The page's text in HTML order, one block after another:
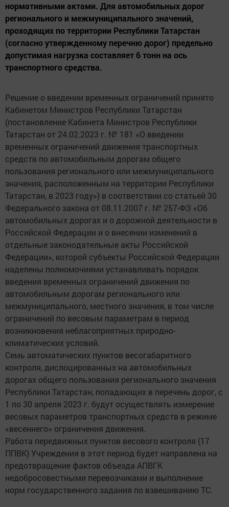
нормативными актами. Для автомобильных дорог
регионального и межмуниципального значений,
проходящих по территории Республики Татарстан
(согласно утвержденному перечню дорог) предельно
допустимая нагрузка составляет 6 тонн на ось
транспортного средства.
Решение о введении временных ограничений принято
Кабинетом Министров Республики Татарстан
(постановление Кабинета Министров Республики
Татарстан от 24.02.2023 г. № 181 «О введении
временных ограничений движения транспортных
средств по автомобильным дорогам общего
пользования регионального или межмуниципального
значения, расположенным на территории Республики
Татарстан, в 2023 году») в соответствии со статьей 30
Федерального закона от 08.11.2007 г. № 257-ФЗ «Об
автомобильных дорогах и о дорожной деятельности в
Российской Федерации и о внесении изменений в
отдельные законодательные акты Российской
Федерации», которой субъекты Российской Федерации
наделены полномочиями устанавливать порядок
введения временных ограничений движения по
автомобильным дорогам регионального или
межмуниципального, местного значения, в том числе
ограничений по весовым параметрам в период
возникновения неблагоприятных природно-
климатических условий.
Семь автоматических пунктов весогабаритного
контроля, дислоцированных на автомобильных
дорогах общего пользования регионального значения
Республики Татарстан, попадающих в перечень дорог, с
1 по 30 апреля 2023 г. будут осуществлять измерение
весовых параметров транспортных средств в режиме
«весеннего» ограничения движения.
Работа передвижных пунктов весового контроля (17
ППВК) Учреждения в этот период будет направлена на
предотвращение фактов объезда АПВГК
недобросовестными перевозчиками и выполнение
норм государственного задания по взвешиванию ТС.